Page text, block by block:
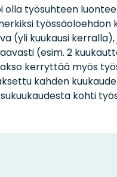
olla työsuhteen
työssäoloehdon
(yli kuukausi
(esim. 2
kerryttää myös
kahden
kohti